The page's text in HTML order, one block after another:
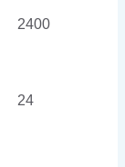
2400
24